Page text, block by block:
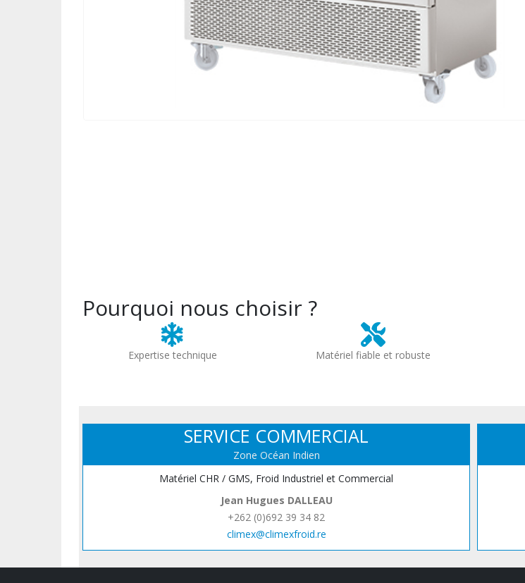
Pourquoi nous choisir ?
Expertise technique Matériel fiable et robuste
SERVICE COMMERCIAL
Zone Océan Indien
Matériel CHR / GMS, Froid Industriel et Commercial
Jean Hugues DALLEAU
+262 (0)692 39 34 82
climex@climexfroid.re